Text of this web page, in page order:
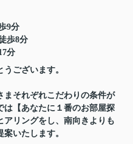
9分
歩8分
分
ございます。
まそれぞれこだわりの条件が
は【あなたに１番のお部屋探
アリングをし、南向きよりも
いたします。